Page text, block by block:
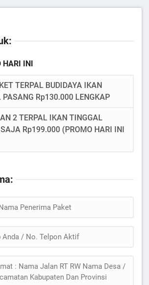
HARI INI
TERPAL BUDIDAYA IKAN
PASANG Rp130.000 LENGKAP
2 TERPAL IKAN TINGGAL
Rp199.000 (PROMO HARI INI